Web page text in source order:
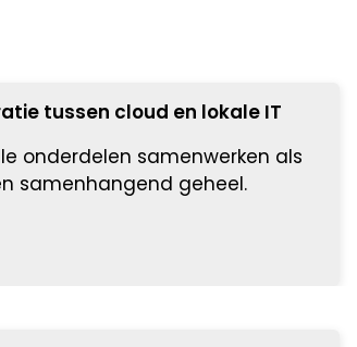
tussen cloud en lokale IT
onderdelen samenwerken als
samenhangend geheel.